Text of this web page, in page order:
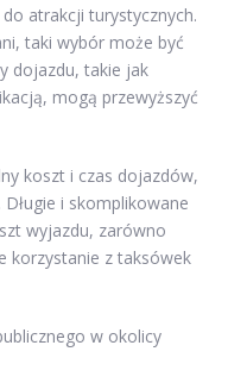
atrakcji turystycznych.
taki wybór może być
dojazdu, takie jak
mogą przewyższyć
koszt i czas dojazdów,
i skomplikowane
wyjazdu, zarówno
korzystanie z taksówek
w okolicy